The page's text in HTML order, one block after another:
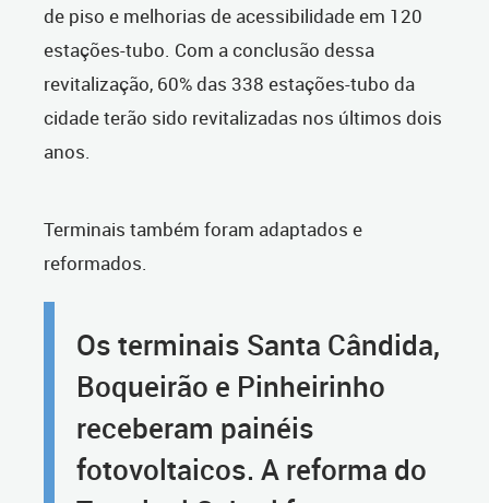
de piso e melhorias de acessibilidade em 120
estações-tubo. Com a conclusão dessa
revitalização, 60% das 338 estações-tubo da
cidade terão sido revitalizadas nos últimos dois
anos.
Terminais também foram adaptados e
reformados.
Os terminais Santa Cândida,
Boqueirão e Pinheirinho
receberam painéis
fotovoltaicos. A reforma do